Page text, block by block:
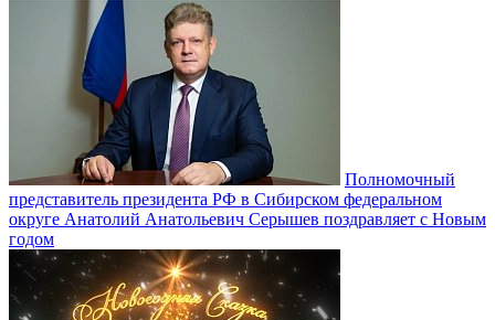
Полномочный
представитель президента РФ в Сибирском федеральном
округе Анатолий Анатольевич Серышев поздравляет с Новым
годом